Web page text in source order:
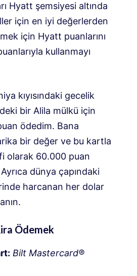
Hyatt şemsiyesi altında
için en iyi değerlerden
için Hyatt puanlarını
kullanmayı
kıyısındaki gecelik
bir Alila mülkü için
ödedim. Bana
bir değer ve bu kartla
olarak 60.000 puan
dünya çapındaki
harcanan her dolar
Ödemek
Bilt Mastercard®